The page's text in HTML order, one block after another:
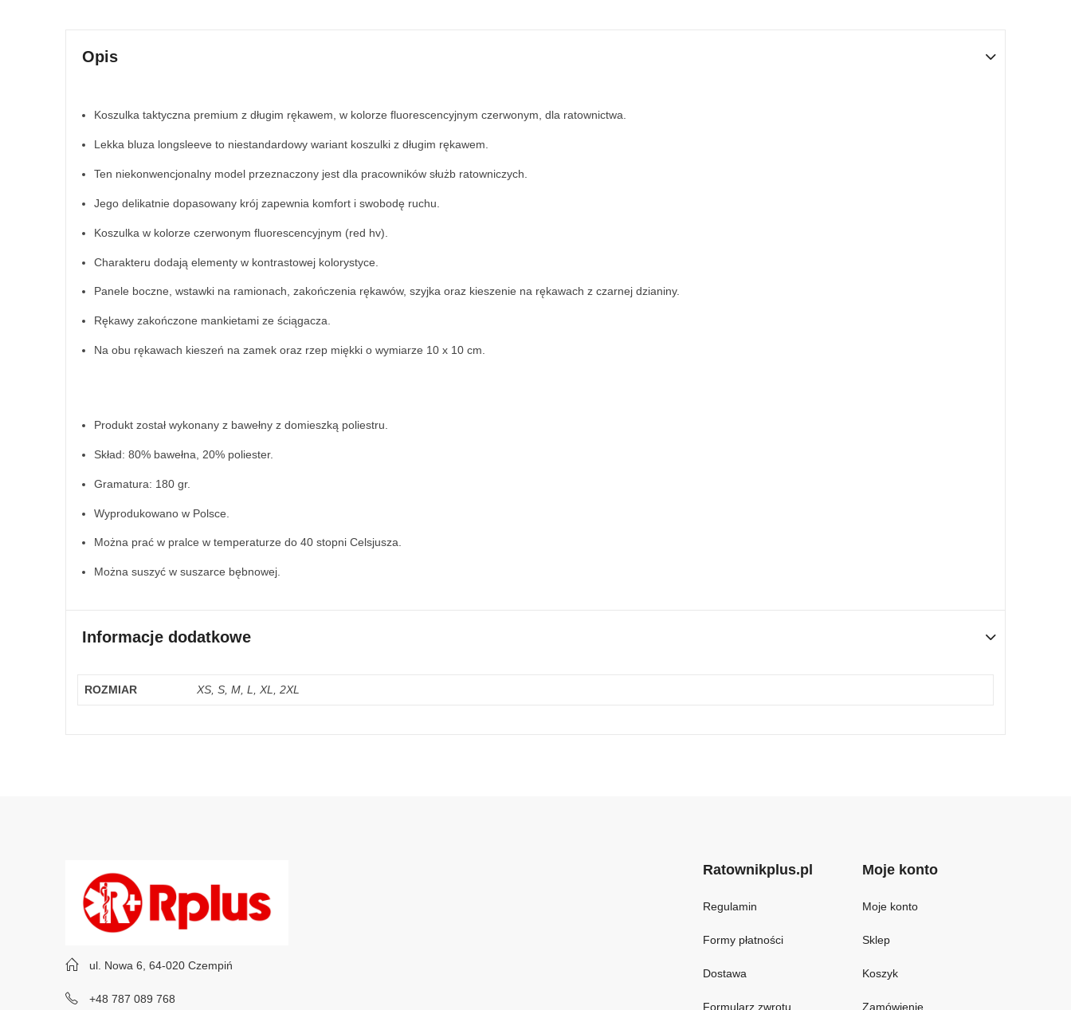
Opis
Koszulka taktyczna premium z długim rękawem, w kolorze fluorescencyjnym czerwonym, dla ratownictwa.
Lekka bluza longsleeve to niestandardowy wariant koszulki z długim rękawem.
Ten niekonwencjonalny model przeznaczony jest dla pracowników służb ratowniczych.
Jego delikatnie dopasowany krój zapewnia komfort i swobodę ruchu.
Koszulka w kolorze czerwonym fluorescencyjnym (red hv).
Charakteru dodają elementy w kontrastowej kolorystyce.
Panele boczne, wstawki na ramionach, zakończenia rękawów, szyjka oraz kieszenie na rękawach z czarnej dzianiny.
Rękawy zakończone mankietami ze ściągacza.
Na obu rękawach kieszeń na zamek oraz rzep miękki o wymiarze 10 x 10 cm.
Produkt został wykonany z bawełny z domieszką poliestru.
Skład: 80% bawełna, 20% poliester.
Gramatura: 180 gr.
Wyprodukowano w Polsce.
Można prać w pralce w temperaturze do 40 stopni Celsjusza.
Można suszyć w suszarce bębnowej.
Informacje dodatkowe
ROZMIAR XS, S, M, L, XL, 2XL
ul. Nowa 6, 64-020 Czempiń
+48 787 089 768
Ratownikplus.pl
Regulamin
Formy płatności
Dostawa
Formularz zwrotu
Moje konto
Moje konto
Sklep
Koszyk
Zamówienie